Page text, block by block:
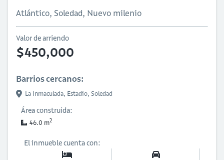
Atlántico, Soledad, Nuevo milenio
Valor de arriendo
$450,000
Barrios cercanos:
La Inmaculada, Estadio, Soledad
Área construida:
46.0 m2
El inmueble cuenta con: